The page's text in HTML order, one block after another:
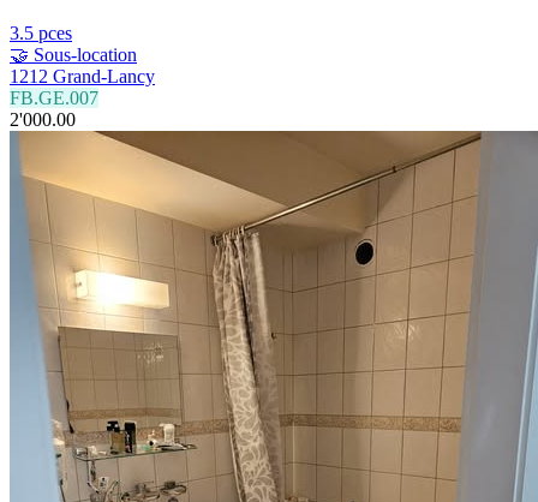
3.5 pces
🤝 Sous-location
1212 Grand-Lancy
FB.GE.007
2'000.00